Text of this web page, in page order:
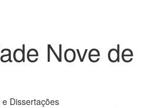
Nove de
Dissertações